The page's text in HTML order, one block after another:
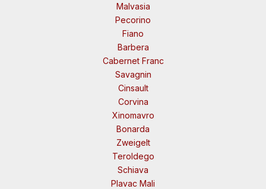
Malvasia
Pecorino
Fiano
Barbera
Cabernet Franc
Savagnin
Cinsault
Corvina
Xinomavro
Bonarda
Zweigelt
Teroldego
Schiava
Plavac Mali